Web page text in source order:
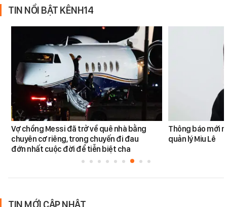
TIN NỔI BẬT KÊNH14
Vợ chồng Messi đã trở về quê nhà bằng
chuyên cơ riêng, trong chuyến đi đau
đớn nhất cuộc đời để tiễn biệt cha
Thông báo mới
quản lý Miu Lê
TIN MỚI CẬP NHẬT